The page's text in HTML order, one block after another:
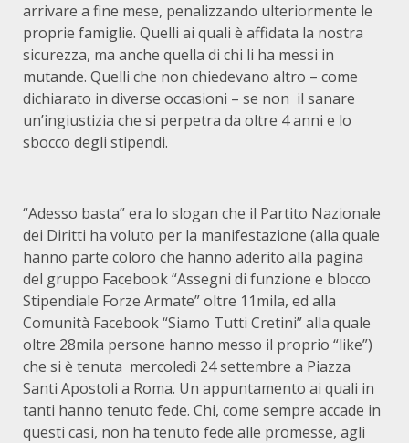
arrivare a fine mese, penalizzando ulteriormente le
proprie famiglie. Quelli ai quali è affidata la nostra
sicurezza, ma anche quella di chi li ha messi in
mutande. Quelli che non chiedevano altro – come
dichiarato in diverse occasioni – se non il sanare
un’ingiustizia che si perpetra da oltre 4 anni e lo
sbocco degli stipendi.
“Adesso basta” era lo slogan che il Partito Nazionale
dei Diritti ha voluto per la manifestazione (alla quale
hanno parte coloro che hanno aderito alla pagina
del gruppo Facebook “Assegni di funzione e blocco
Stipendiale Forze Armate” oltre 11mila, ed alla
Comunità Facebook “Siamo Tutti Cretini” alla quale
oltre 28mila persone hanno messo il proprio “like”)
che si è tenuta mercoledì 24 settembre a Piazza
Santi Apostoli a Roma. Un appuntamento ai quali in
tanti hanno tenuto fede. Chi, come sempre accade in
questi casi, non ha tenuto fede alle promesse, agli